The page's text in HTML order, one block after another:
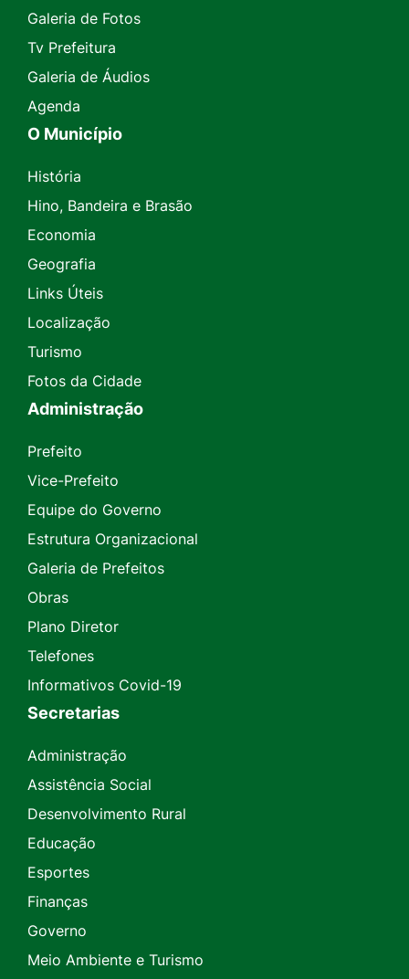
Galeria de Fotos
Tv Prefeitura
Galeria de Áudios
Agenda
O Município
História
Hino, Bandeira e Brasão
Economia
Geografia
Links Úteis
Localização
Turismo
Fotos da Cidade
Administração
Prefeito
Vice-Prefeito
Equipe do Governo
Estrutura Organizacional
Galeria de Prefeitos
Obras
Plano Diretor
Telefones
Informativos Covid-19
Secretarias
Administração
Assistência Social
Desenvolvimento Rural
Educação
Esportes
Finanças
Governo
Meio Ambiente e Turismo